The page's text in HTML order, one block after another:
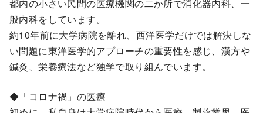
都内の小さい民間の医療機関の二か所で消化器内科、一
般内科をしています。
約10年前に大学病院を離れ、西洋医学だけでは解決しな
い問題に東洋医学的アプローチの重要性を感じ、漢方や
鍼灸、栄養療法など独学で取り組んでいます。
◆「コロナ禍」の医療